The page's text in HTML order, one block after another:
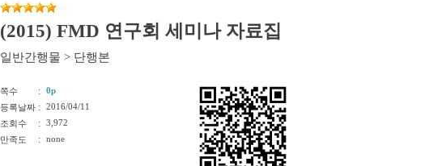
(2015) FMD 연구회 세미나 자료집
일반간행물 > 단행본
쪽수 :
0p
등록날짜 :
2016/04/11
조회수
:
3,972
만족도
: none